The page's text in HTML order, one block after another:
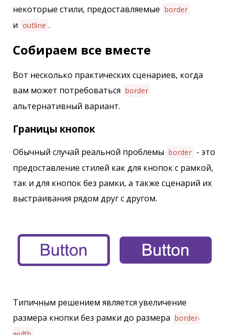
некоторые стили, предоставляемые border
и outline .
Собираем все вместе
Вот несколько практических сценариев, когда
вам может потребоваться border
альтернативный вариант.
Границы кнопок
Обычный случай реальной проблемы border - это
предоставление стилей как для кнопок с рамкой,
так и для кнопок без рамки, а также сценарий их
выстраивания рядом друг с другом.
Типичным решением является увеличение
размера кнопки без рамки до размера border-